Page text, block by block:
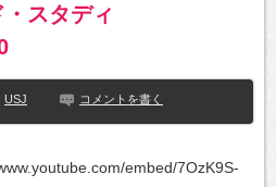
スタディ
USJ コメントを書く
embed/7OzK9S-